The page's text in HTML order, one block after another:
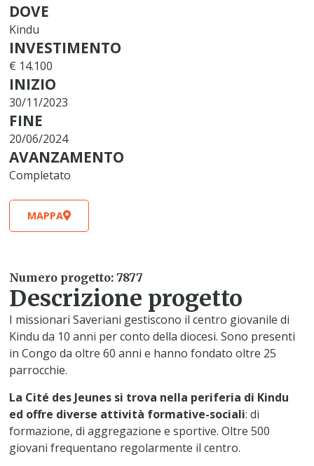
DOVE
Kindu
INVESTIMENTO
€ 14.100
INIZIO
30/11/2023
FINE
20/06/2024
AVANZAMENTO
Completato
MAPPA
Numero progetto: 7877
Descrizione progetto
I missionari Saveriani gestiscono il centro giovanile di
Kindu da 10 anni per conto della diocesi. Sono presenti
in Congo da oltre 60 anni e hanno fondato oltre 25
parrocchie.
La Cité des Jeunes si trova nella periferia di Kindu
ed offre diverse attività formative-sociali: di
formazione, di aggregazione e sportive. Oltre 500
giovani frequentano regolarmente il centro.